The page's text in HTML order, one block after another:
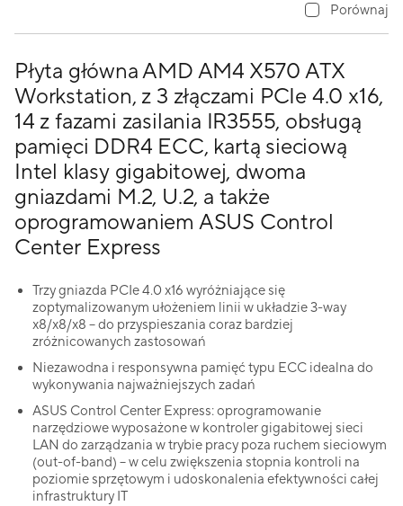
Płyta główna AMD AM4 X570 ATX
Workstation, z 3 złączami PCIe 4.0 x16,
14 z fazami zasilania IR3555, obsługą
pamięci DDR4 ECC, kartą sieciową
Intel klasy gigabitowej, dwoma
gniazdami M.2, U.2, a także
oprogramowaniem ASUS Control
Center Express
Trzy gniazda PCIe 4.0 x16 wyróżniające się
zoptymalizowanym ułożeniem linii w układzie 3-way
x8/x8/x8 – do przyspieszania coraz bardziej
zróżnicowanych zastosowań
Niezawodna i responsywna pamięć typu ECC idealna do
wykonywania najważniejszych zadań
ASUS Control Center Express: oprogramowanie
narzędziowe wyposażone w kontroler gigabitowej sieci
LAN do zarządzania w trybie pracy poza ruchem sieciowym
(out-of-band) – w celu zwiększenia stopnia kontroli na
poziomie sprzętowym i udoskonalenia efektywności całej
infrastruktury IT
Porównaj